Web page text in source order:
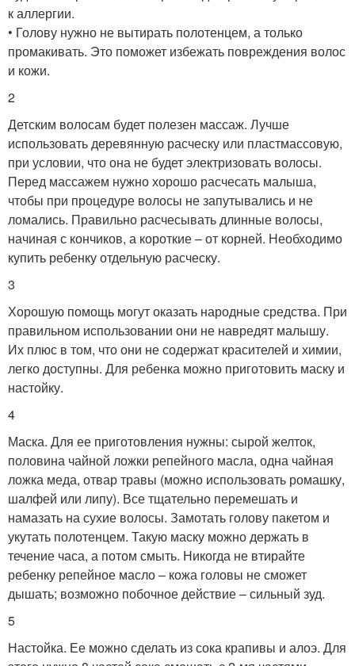
к аллергии.
• Голову нужно не вытирать полотенцем, а только
промакивать. Это поможет избежать повреждения волос
и кожи.
2
Детским волосам будет полезен массаж. Лучше
использовать деревянную расческу или пластмассовую,
при условии, что она не будет электризовать волосы.
Перед массажем нужно хорошо расчесать малыша,
чтобы при процедуре волосы не запутывались и не
ломались. Правильно расчесывать длинные волосы,
начиная с кончиков, а короткие – от корней. Необходимо
купить ребенку отдельную расческу.
3
Хорошую помощь могут оказать народные средства. При
правильном использовании они не навредят малышу.
Их плюс в том, что они не содержат красителей и химии,
легко доступны. Для ребенка можно приготовить маску и
настойку.
4
Маска. Для ее приготовления нужны: сырой желток,
половина чайной ложки репейного масла, одна чайная
ложка меда, отвар травы (можно использовать ромашку,
шалфей или липу). Все тщательно перемешать и
намазать на сухие волосы. Замотать голову пакетом и
укутать полотенцем. Такую маску можно держать в
течение часа, а потом смыть. Никогда не втирайте
ребенку репейное масло – кожа головы не сможет
дышать; возможно побочное действие – сильный зуд.
5
Настойка. Ее можно сделать из сока крапивы и алоэ. Для